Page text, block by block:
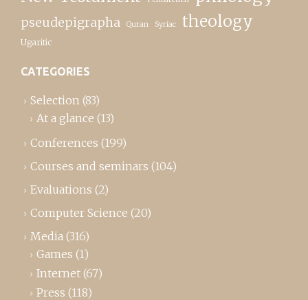
pseudepigrapha Quran Syriac theology
Ugaritic
CATEGORIES
Selection (83)
At a glance (13)
Conferences (199)
Courses and seminars (104)
Evaluations (2)
Computer Science (20)
Media (316)
Games (1)
Internet (67)
Press (118)